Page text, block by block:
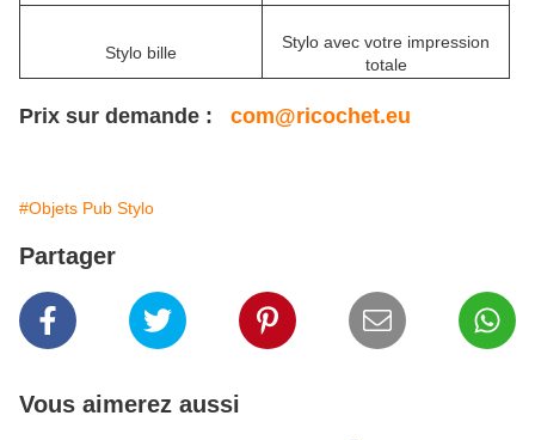
Stylo bille
Stylo avec votre impression
totale
Prix sur demande : com@ricochet.eu
#Objets Pub Stylo
Partager
Vous aimerez aussi